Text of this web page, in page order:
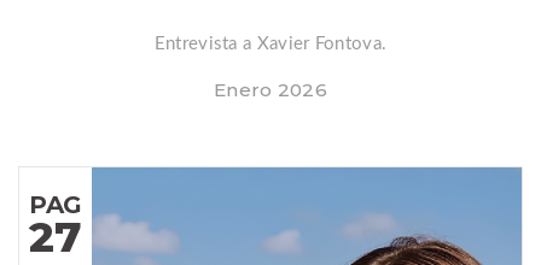
Entrevista a Xavier Fontova.
Enero 2026
PAG
27